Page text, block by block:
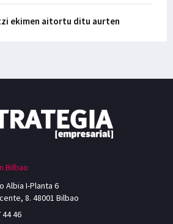
ekimen aitortu ditu aurten
Bilbao
Albia I-Planta 6
8. 48001 Bilbao
44 46